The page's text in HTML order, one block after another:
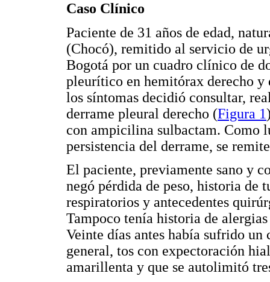
Caso Clínico
Paciente de 31 años de edad,
(Chocó), remitido al servicio de
Bogotá por un cuadro clínico de
pleurítico en hemitórax derecho y
los síntomas decidió consultar,
derrame pleural derecho (Figura 1
con ampicilina sulbactam. Como
persistencia del derrame, se
El paciente, previamente sano y
negó pérdida de peso, historia de
respiratorios y antecedentes
Tampoco tenía historia de
Veinte días antes había sufrido
general, tos con expectoración
amarillenta y que se autolimitó